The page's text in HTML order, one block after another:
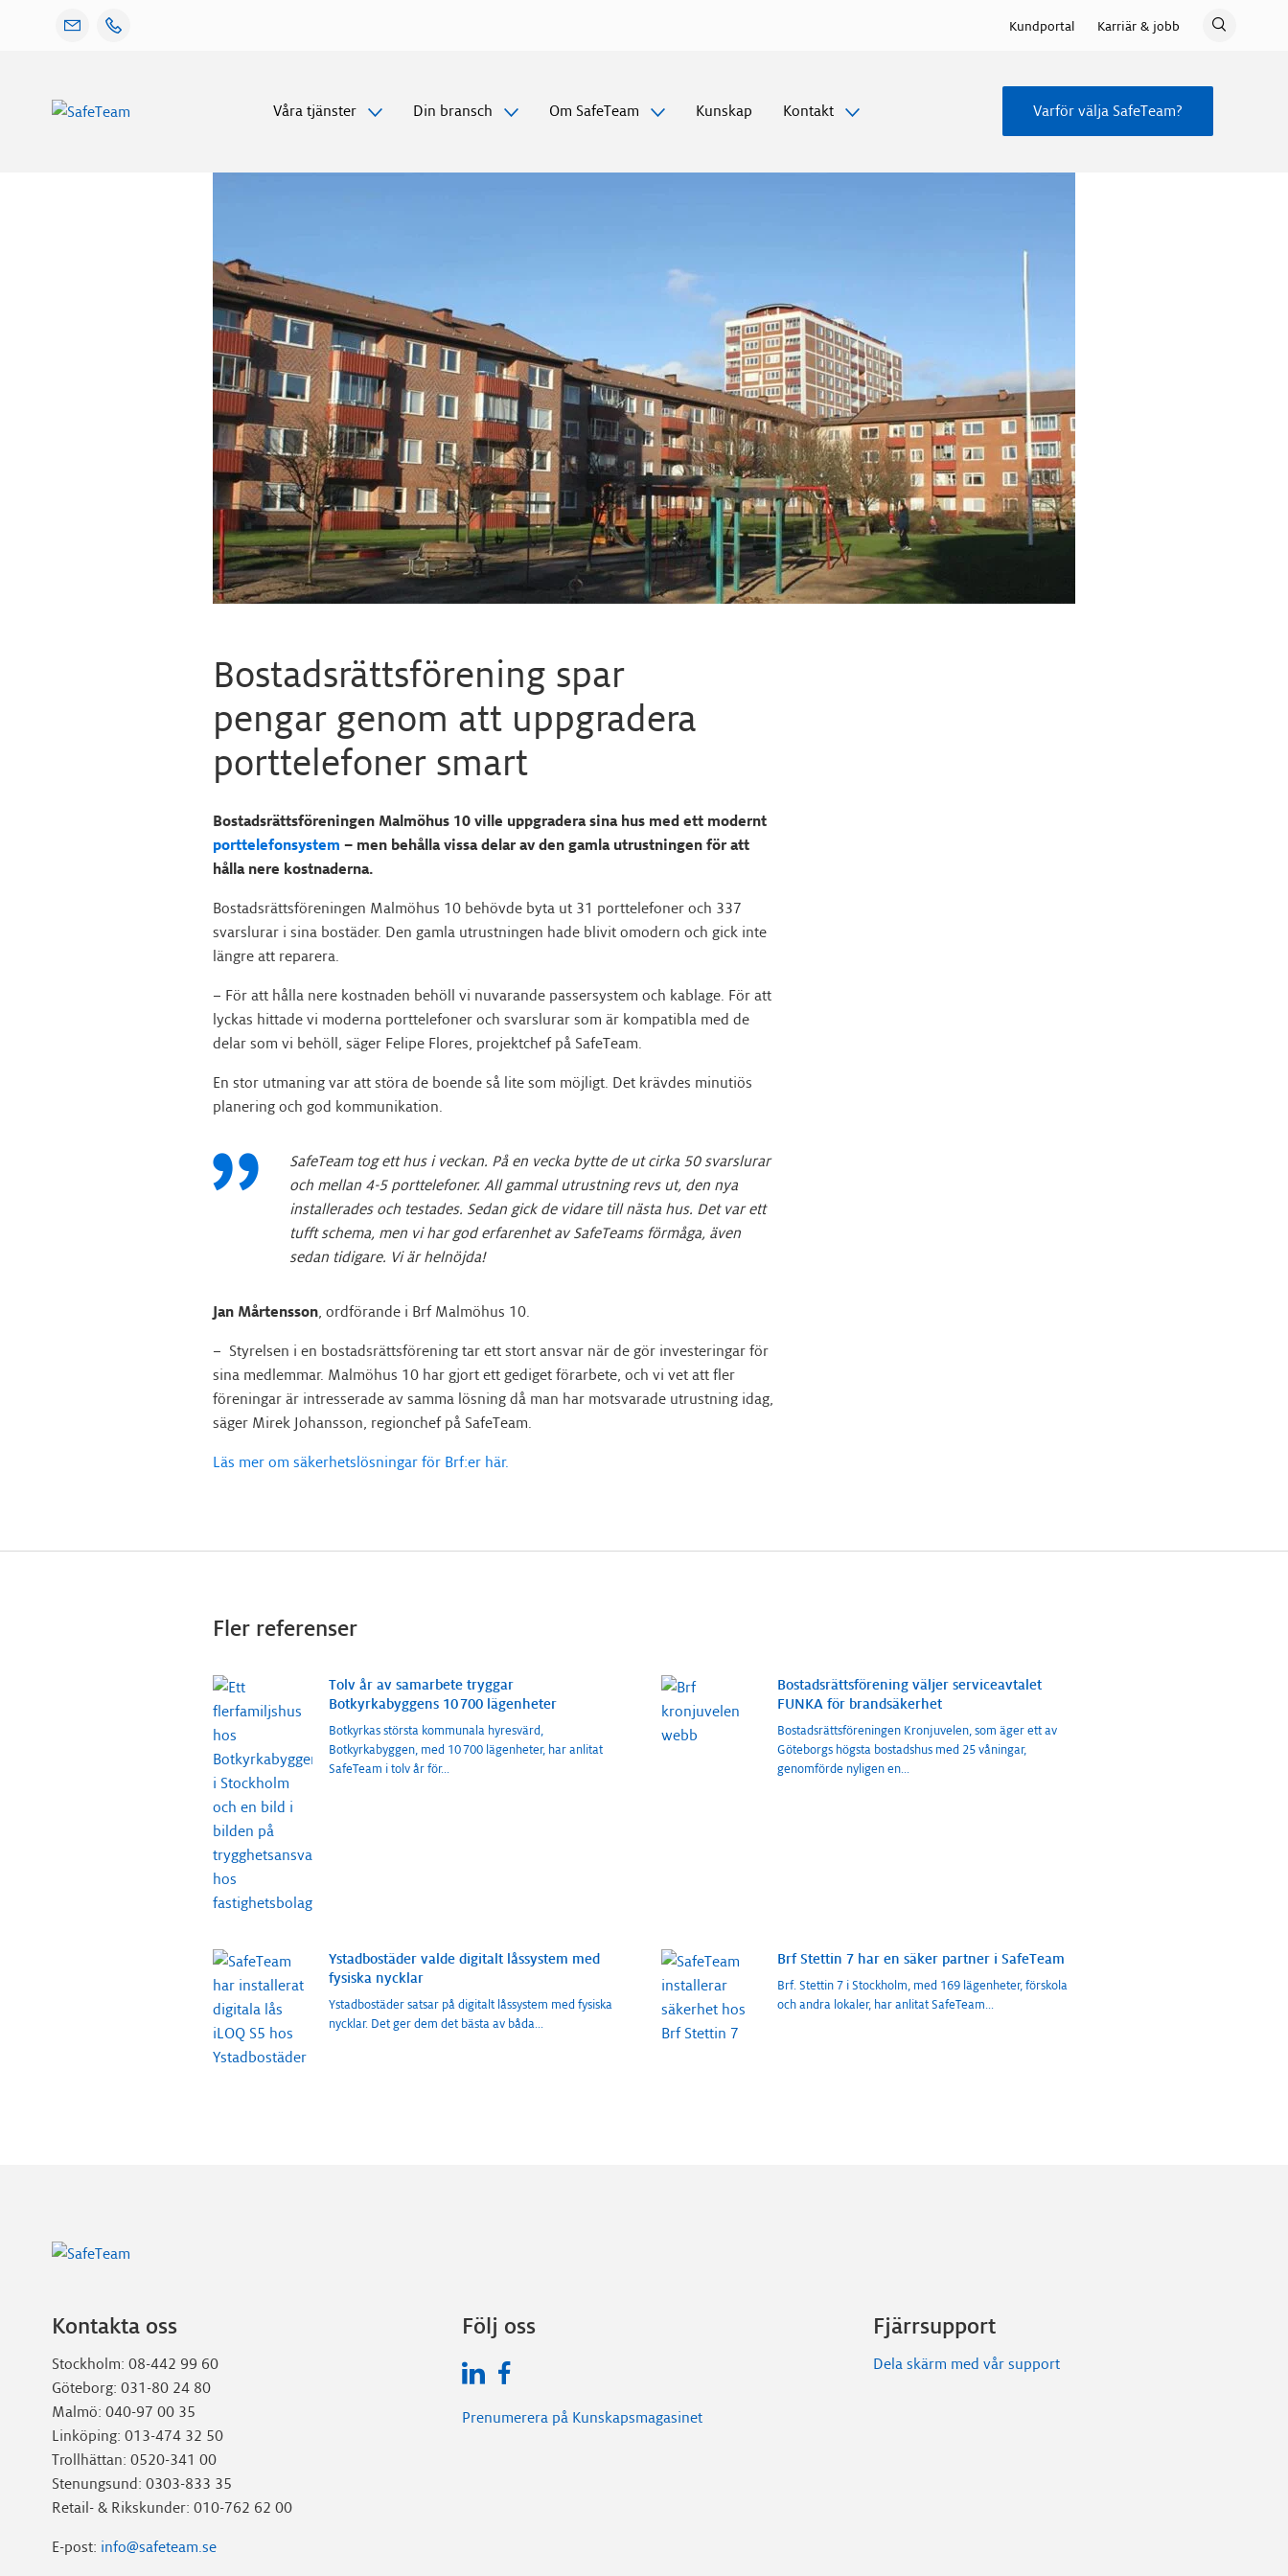
Kundportal Karriär & jobb
GåVåra tjänster Din bransch Om SafeTeam Kunskap Kontakt Varför välja SafeTeam?
Bostadsrättsförening spar
pengar genom att uppgradera
porttelefoner smart
Bostadsrättsföreningen Malmöhus 10 ville uppgradera sina hus med ett modernt
porttelefonsystem – men behålla vissa delar av den gamla utrustningen för att
hålla nere kostnaderna.
Bostadsrättsföreningen Malmöhus 10 behövde byta ut 31 porttelefoner och 337
svarslurar i sina bostäder. Den gamla utrustningen hade blivit omodern och gick inte
längre att reparera.
– För att hålla nere kostnaden behöll vi nuvarande passersystem och kablage. För att
lyckas hittade vi moderna porttelefoner och svarslurar som är kompatibla med de
delar som vi behöll, säger Felipe Flores, projektchef på SafeTeam.
En stor utmaning var att störa de boende så lite som möjligt. Det krävdes minutiös
planering och god kommunikation.
SafeTeam tog ett hus i veckan. På en vecka bytte de ut cirka 50 svarslurar
och mellan 4-5 porttelefoner. All gammal utrustning revs ut, den nya
installerades och testades. Sedan gick de vidare till nästa hus. Det var ett
tufft schema, men vi har god erfarenhet av SafeTeams förmåga, även
sedan tidigare. Vi är helnöjda!
Jan Mårtensson, ordförande i Brf Malmöhus 10.
– Styrelsen i en bostadsrättsförening tar ett stort ansvar när de gör investeringar för
sina medlemmar. Malmöhus 10 har gjort ett gediget förarbete, och vi vet att fler
föreningar är intresserade av samma lösning då man har motsvarade utrustning idag,
säger Mirek Johansson, regionchef på SafeTeam.
Läs mer om säkerhetslösningar för Brf:er här.
Fler referenser
Tolv år av samarbete tryggar
Botkyrkabyggens 10 700 lägenheter
Botkyrkas största kommunala hyresvärd,
Botkyrkabyggen, med 10 700 lägenheter, har anlitat
SafeTeam i tolv år för...
Bostadsrättsförening väljer serviceavtalet
FUNKA för brandsäkerhet
Bostadsrättsföreningen Kronjuvelen, som äger ett av
Göteborgs högsta bostadshus med 25 våningar,
genomförde nyligen en...
Ystadbostäder valde digitalt låssystem med
fysiska nycklar
Ystadbostäder satsar på digitalt låssystem med fysiska
nycklar. Det ger dem det bästa av båda...
Brf Stettin 7 har en säker partner i SafeTeam
Brf. Stettin 7 i Stockholm, med 169 lägenheter, förskola
och andra lokaler, har anlitat SafeTeam...
Kontakta oss
Stockholm: 08-442 99 60
Göteborg: 031-80 24 80
Malmö: 040-97 00 35
Linköping: 013-474 32 50
Trollhättan: 0520-341 00
Stenungsund: 0303-833 35
Retail- & Rikskunder: 010-762 62 00
E-post: info@safeteam.se
Följ oss
Prenumerera på Kunskapsmagasinet
Fjärrsupport
Dela skärm med vår support